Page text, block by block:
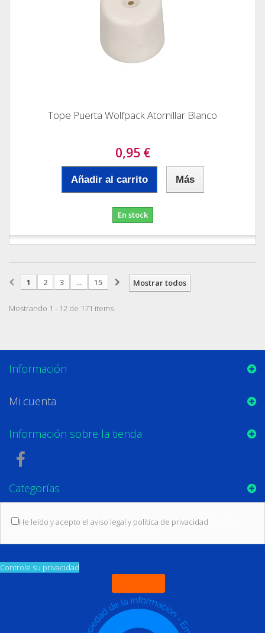
Tope Puerta Wolfpack Atornillar Blanco
0,95 €
Añadir al carrito Más
En stock
Mostrar todos
1 2 3 ... 15
Mostrando 1 - 12 de 171 items
Información
Mi cuenta
Información sobre la tienda
Categorías
He leído y acepto el aviso legal y política de privacidad
Controle su privacidad